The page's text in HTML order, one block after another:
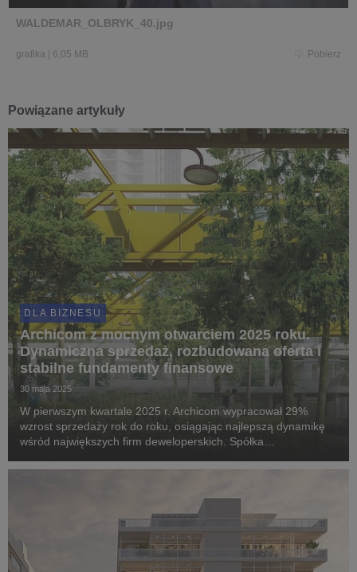
WALDEMAR_OLBRYK_40.jpg
grafika | 6,05 MB Pobierz
Powiązane artykuły
DLA BIZNESU
Archicom z mocnym otwarciem 2025 roku.
Dynamiczna sprzedaż, rozbudowana oferta i
stabilne fundamenty finansowe
30 maja 2025
W pierwszym kwartale 2025 r. Archicom wypracował 29%
wzrost sprzedaży rok do roku, osiągając najlepszą dynamikę
wśród największych firm deweloperskich. Spółka
rynkowe odbicie, jednocześnie utrzymując stabilność finan...